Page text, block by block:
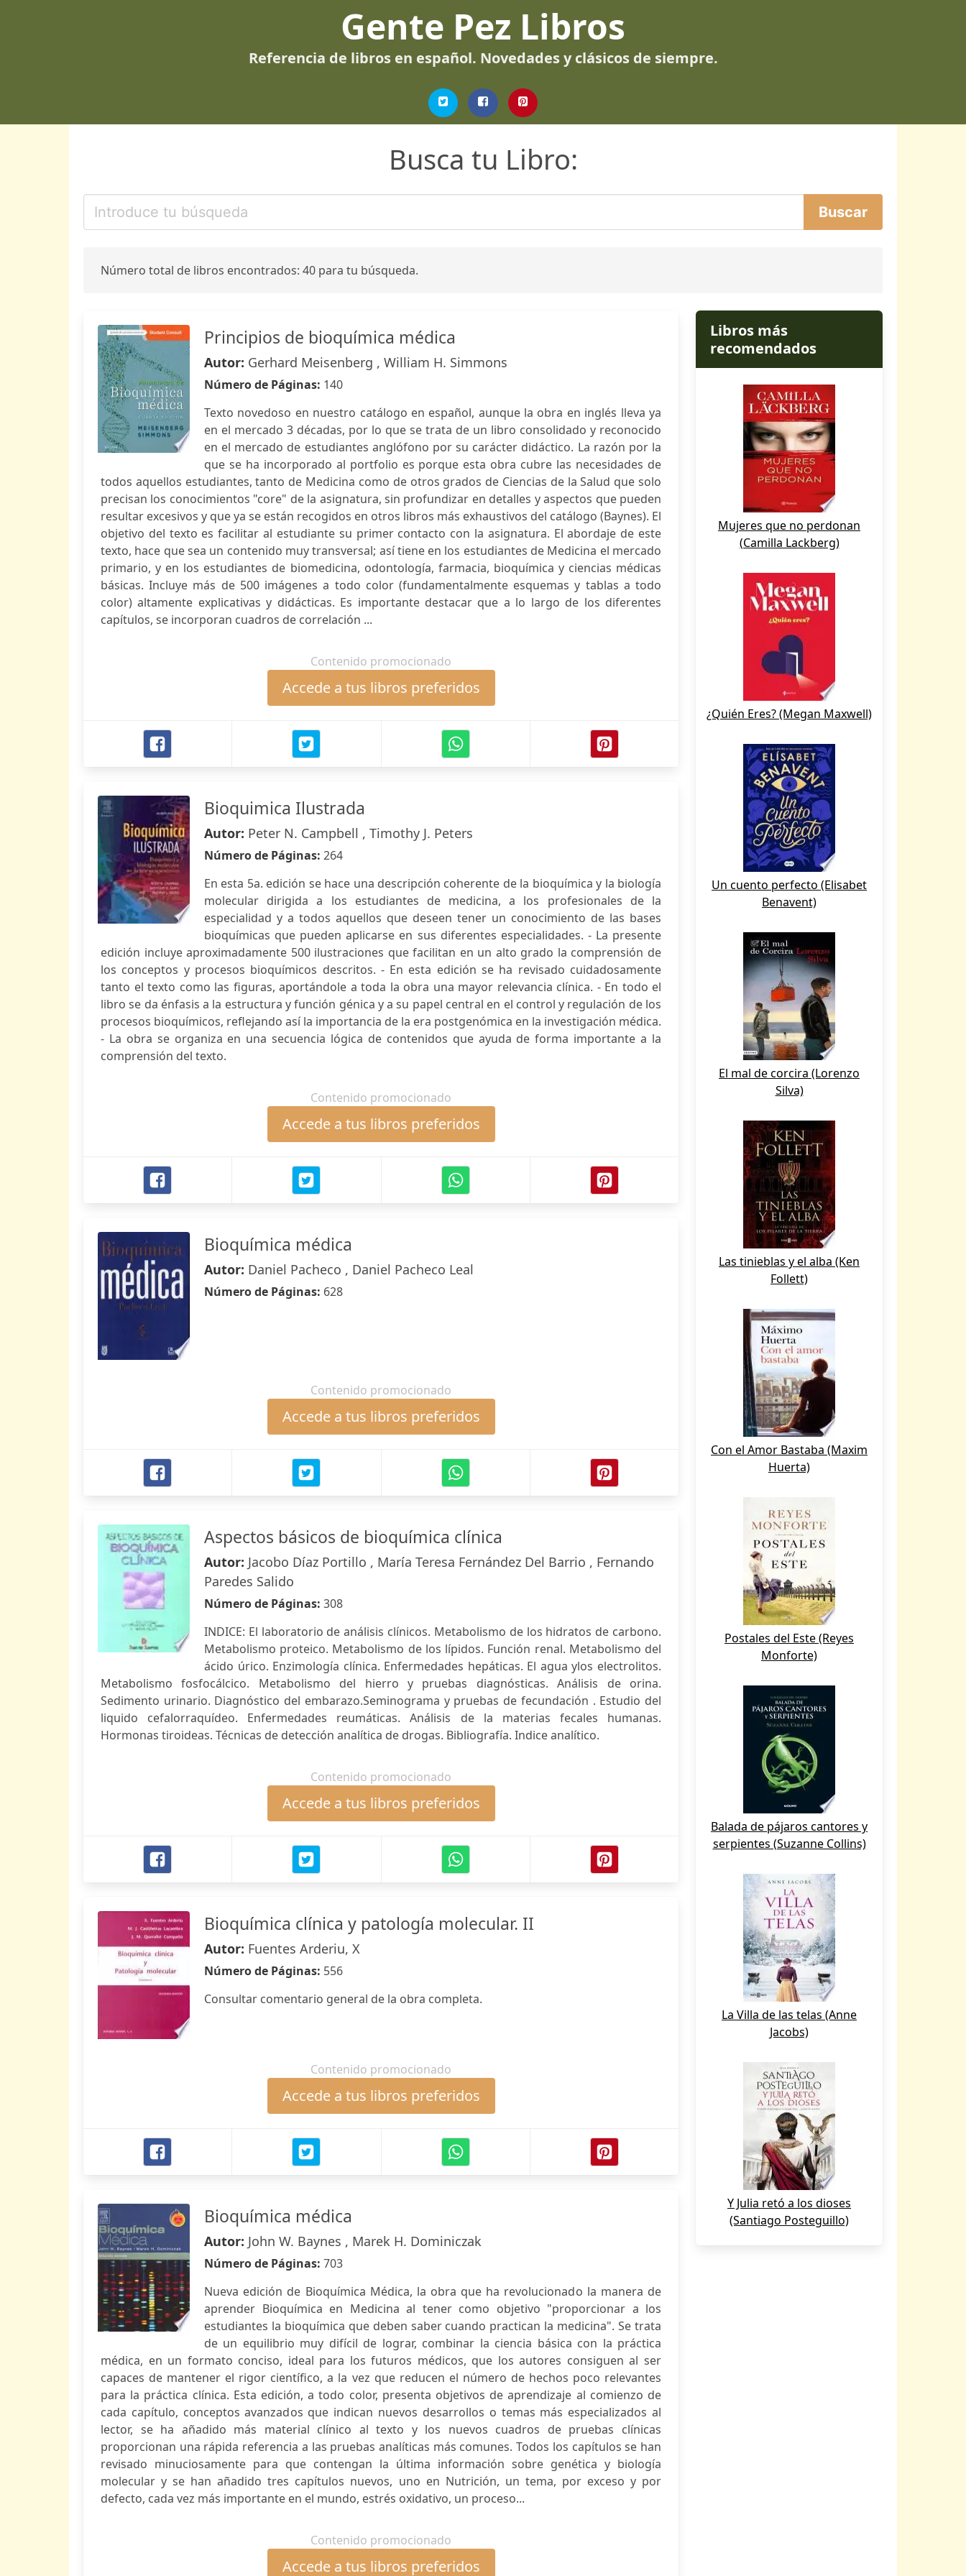
Gente Pez Libros
Referencia de libros en español. Novedades y clásicos de siempre.
Busca tu Libro:
Número total de libros encontrados: 40 para tu búsqueda.
Principios de bioquímica médica
Autor: Gerhard Meisenberg , William H. Simmons
Número de Páginas: 140
Texto novedoso en nuestro catálogo en español, aunque la obra en inglés lleva ya
en el mercado 3 décadas, por lo que se trata de un libro consolidado y reconocido
en el mercado de estudiantes anglófono por su carácter didáctico. La razón por la
que se ha incorporado al portfolio es porque esta obra cubre las necesidades de
todos aquellos estudiantes, tanto de Medicina como de otros grados de Ciencias de la Salud que solo
precisan los conocimientos "core" de la asignatura, sin profundizar en detalles y aspectos que pueden
resultar excesivos y que ya se están recogidos en otros libros más exhaustivos del catálogo (Baynes). El
objetivo del texto es facilitar al estudiante su primer contacto con la asignatura. El abordaje de este
texto, hace que sea un contenido muy transversal; así tiene en los estudiantes de Medicina el mercado
primario, y en los estudiantes de biomedicina, odontología, farmacia, bioquímica y ciencias médicas
básicas. Incluye más de 500 imágenes a todo color (fundamentalmente esquemas y tablas a todo
color) altamente explicativas y didácticas. Es importante destacar que a lo largo de los diferentes
capítulos, se incorporan cuadros de correlación ...
Contenido promocionado
Accede a tus libros preferidos
Bioquimica Ilustrada
Autor: Peter N. Campbell , Timothy J. Peters
Número de Páginas: 264
En esta 5a. edición se hace una descripción coherente de la bioquímica y la biología
molecular dirigida a los estudiantes de medicina, a los profesionales de la
especialidad y a todos aquellos que deseen tener un conocimiento de las bases
bioquímicas que pueden aplicarse en sus diferentes especialidades. - La presente
edición incluye aproximadamente 500 ilustraciones que facilitan en un alto grado la comprensión de
los conceptos y procesos bioquímicos descritos. - En esta edición se ha revisado cuidadosamente
tanto el texto como las figuras, aportándole a toda la obra una mayor relevancia clínica. - En todo el
libro se da énfasis a la estructura y función génica y a su papel central en el control y regulación de los
procesos bioquímicos, reflejando así la importancia de la era postgenómica en la investigación médica.
- La obra se organiza en una secuencia lógica de contenidos que ayuda de forma importante a la
comprensión del texto.
Contenido promocionado
Accede a tus libros preferidos
Bioquímica médica
Autor: Daniel Pacheco , Daniel Pacheco Leal
Número de Páginas: 628
Contenido promocionado
Accede a tus libros preferidos
Aspectos básicos de bioquímica clínica
Autor: Jacobo Díaz Portillo , María Teresa Fernández Del Barrio , Fernando
Paredes Salido
Número de Páginas: 308
INDICE: El laboratorio de análisis clínicos. Metabolismo de los hidratos de carbono.
Metabolismo proteico. Metabolismo de los lípidos. Función renal. Metabolismo del
ácido úrico. Enzimología clínica. Enfermedades hepáticas. El agua ylos electrolitos.
Metabolismo fosfocálcico. Metabolismo del hierro y pruebas diagnósticas. Análisis de orina.
Sedimento urinario. Diagnóstico del embarazo.Seminograma y pruebas de fecundación . Estudio del
liquido cefalorraquídeo. Enfermedades reumáticas. Análisis de la materias fecales humanas.
Hormonas tiroideas. Técnicas de detección analítica de drogas. Bibliografía. Indice analítico.
Contenido promocionado
Accede a tus libros preferidos
Bioquímica clínica y patología molecular. II
Autor: Fuentes Arderiu, X
Número de Páginas: 556
Consultar comentario general de la obra completa.
Contenido promocionado
Accede a tus libros preferidos
Bioquímica médica
Autor: John W. Baynes , Marek H. Dominiczak
Número de Páginas: 703
Nueva edición de Bioquímica Médica, la obra que ha revolucionado la manera de
aprender Bioquímica en Medicina al tener como objetivo "proporcionar a los
estudiantes la bioquímica que deben saber cuando practican la medicina". Se trata
de un equilibrio muy difícil de lograr, combinar la ciencia básica con la práctica
médica, en un formato conciso, ideal para los futuros médicos, que los autores consiguen al ser
capaces de mantener el rigor científico, a la vez que reducen el número de hechos poco relevantes
para la práctica clínica. Esta edición, a todo color, presenta objetivos de aprendizaje al comienzo de
cada capítulo, conceptos avanzados que indican nuevos desarrollos o temas más especializados al
lector, se ha añadido más material clínico al texto y los nuevos cuadros de pruebas clínicas
proporcionan una rápida referencia a las pruebas analíticas más comunes. Todos los capítulos se han
revisado minuciosamente para que contengan la última información sobre genética y biología
molecular y se han añadido tres capítulos nuevos, uno en Nutrición, un tema, por exceso y por
defecto, cada vez más importante en el mundo, estrés oxidativo, un proceso...
Contenido promocionado
Accede a tus libros preferidos
Libros más
recomendados
Mujeres que no perdonan
(Camilla Lackberg)
¿Quién Eres? (Megan Maxwell)
Un cuento perfecto (Elisabet
Benavent)
El mal de corcira (Lorenzo
Silva)
Las tinieblas y el alba (Ken
Follett)
Con el Amor Bastaba (Maxim
Huerta)
Postales del Este (Reyes
Monforte)
Balada de pájaros cantores y
serpientes (Suzanne Collins)
La Villa de las telas (Anne
Jacobs)
Y Julia retó a los dioses
(Santiago Posteguillo)